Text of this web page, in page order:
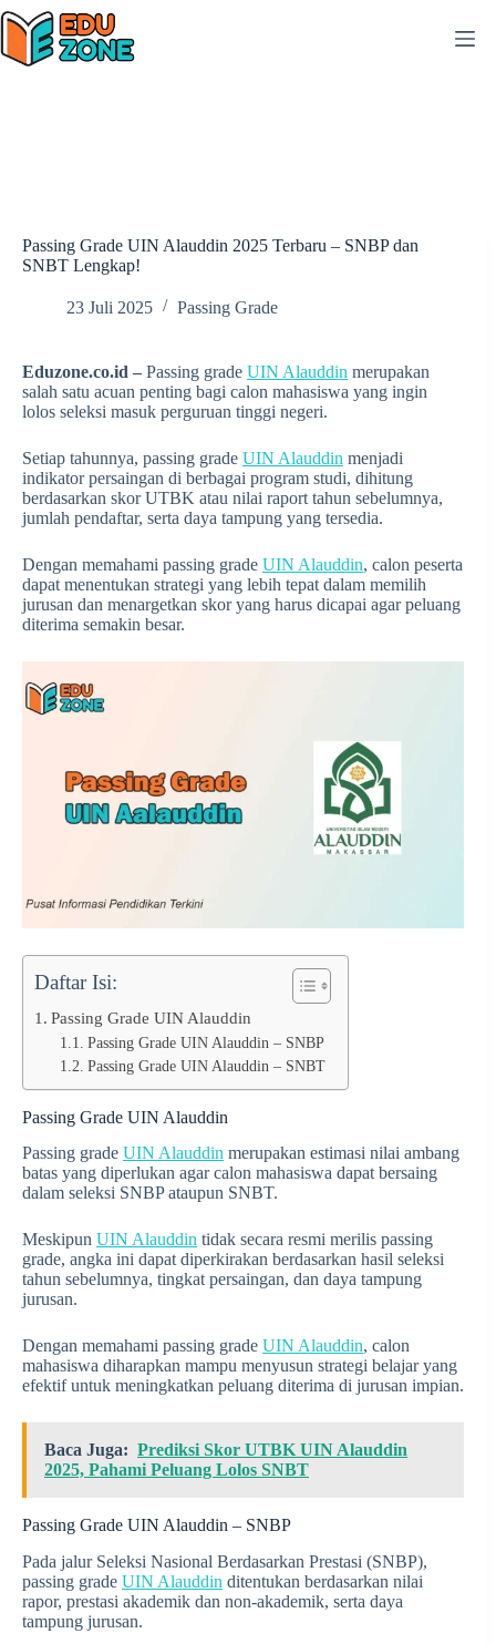
Skip
to
content
Passing Grade UIN Alauddin 2025 Terbaru – SNBP dan
SNBT Lengkap!
23 Juli 2025 Passing Grade
Eduzone.co.id – Passing grade UIN Alauddin merupakan
salah satu acuan penting bagi calon mahasiswa yang ingin
lolos seleksi masuk perguruan tinggi negeri.
Setiap tahunnya, passing grade UIN Alauddin menjadi
indikator persaingan di berbagai program studi, dihitung
berdasarkan skor UTBK atau nilai raport tahun sebelumnya,
jumlah pendaftar, serta daya tampung yang tersedia.
Dengan memahami passing grade UIN Alauddin, calon peserta
dapat menentukan strategi yang lebih tepat dalam memilih
jurusan dan menargetkan skor yang harus dicapai agar peluang
diterima semakin besar.
Daftar Isi:
Passing Grade UIN Alauddin
Passing Grade UIN Alauddin – SNBP
Passing Grade UIN Alauddin – SNBT
Passing Grade UIN Alauddin
Passing grade UIN Alauddin merupakan estimasi nilai ambang
batas yang diperlukan agar calon mahasiswa dapat bersaing
dalam seleksi SNBP ataupun SNBT.
Meskipun UIN Alauddin tidak secara resmi merilis passing
grade, angka ini dapat diperkirakan berdasarkan hasil seleksi
tahun sebelumnya, tingkat persaingan, dan daya tampung
jurusan.
Dengan memahami passing grade UIN Alauddin, calon
mahasiswa diharapkan mampu menyusun strategi belajar yang
efektif untuk meningkatkan peluang diterima di jurusan impian.
Baca Juga: Prediksi Skor UTBK UIN Alauddin
2025, Pahami Peluang Lolos SNBT
Passing Grade UIN Alauddin – SNBP
Pada jalur Seleksi Nasional Berdasarkan Prestasi (SNBP),
passing grade UIN Alauddin ditentukan berdasarkan nilai
rapor, prestasi akademik dan non-akademik, serta daya
tampung jurusan.